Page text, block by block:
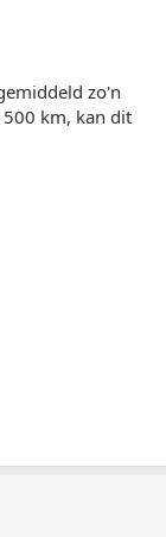
zo'n
km, kan dit